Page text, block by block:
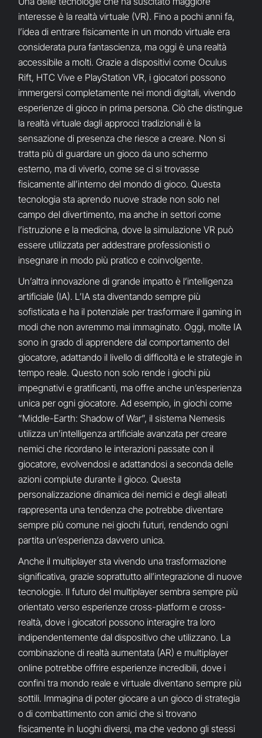
interesse è la realtà virtuale (VR). Fino a pochi anni fa,
l’idea di entrare fisicamente in un mondo virtuale era
considerata pura fantascienza, ma oggi è una realtà
accessibile a molti. Grazie a dispositivi come Oculus
Rift, HTC Vive e PlayStation VR, i giocatori possono
immergersi completamente nei mondi digitali, vivendo
esperienze di gioco in prima persona. Ciò che distingue
la realtà virtuale dagli approcci tradizionali è la
sensazione di presenza che riesce a creare. Non si
tratta più di guardare un gioco da uno schermo
esterno, ma di viverlo, come se ci si trovasse
fisicamente all’interno del mondo di gioco. Questa
tecnologia sta aprendo nuove strade non solo nel
campo del divertimento, ma anche in settori come
l’istruzione e la medicina, dove la simulazione VR può
essere utilizzata per addestrare professionisti o
insegnare in modo più pratico e coinvolgente.
Un’altra innovazione di grande impatto è l’intelligenza
artificiale (IA). L’IA sta diventando sempre più
sofisticata e ha il potenziale per trasformare il gaming in
modi che non avremmo mai immaginato. Oggi, molte IA
sono in grado di apprendere dal comportamento del
giocatore, adattando il livello di difficoltà e le strategie in
tempo reale. Questo non solo rende i giochi più
impegnativi e gratificanti, ma offre anche un’esperienza
unica per ogni giocatore. Ad esempio, in giochi come
“Middle-Earth: Shadow of War”, il sistema Nemesis
utilizza un’intelligenza artificiale avanzata per creare
nemici che ricordano le interazioni passate con il
giocatore, evolvendosi e adattandosi a seconda delle
azioni compiute durante il gioco. Questa
personalizzazione dinamica dei nemici e degli alleati
rappresenta una tendenza che potrebbe diventare
sempre più comune nei giochi futuri, rendendo ogni
partita un’esperienza davvero unica.
Anche il multiplayer sta vivendo una trasformazione
significativa, grazie soprattutto all’integrazione di nuove
tecnologie. Il futuro del multiplayer sembra sempre più
orientato verso esperienze cross-platform e cross-
realtà, dove i giocatori possono interagire tra loro
indipendentemente dal dispositivo che utilizzano. La
combinazione di realtà aumentata (AR) e multiplayer
online potrebbe offrire esperienze incredibili, dove i
confini tra mondo reale e virtuale diventano sempre più
sottili. Immagina di poter giocare a un gioco di strategia
o di combattimento con amici che si trovano
fisicamente in luoghi diversi, ma che vedono gli stessi